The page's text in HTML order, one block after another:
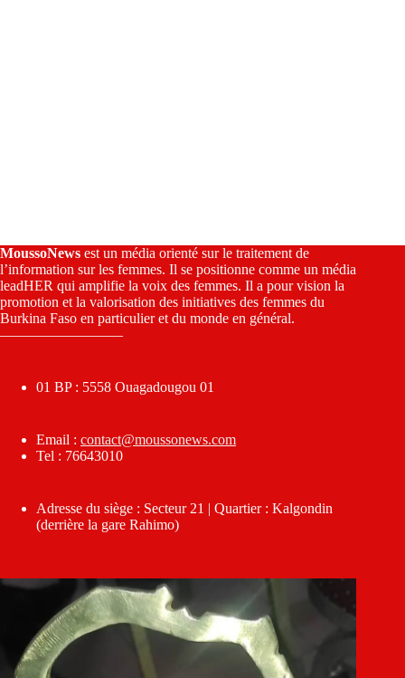
MoussoNews est un média orienté sur le traitement de
l’information sur les femmes. Il se positionne comme un média
leadHER qui amplifie la voix des femmes. Il a pour vision la
promotion et la valorisation des initiatives des femmes du
Burkina Faso en particulier et du monde en général.
————————–
01 BP : 5558 Ouagadougou 01
Email : contact@moussonews.com
Tel : 76643010
Adresse du siège : Secteur 21 | Quartier : Kalgondin
(derrière la gare Rahimo)